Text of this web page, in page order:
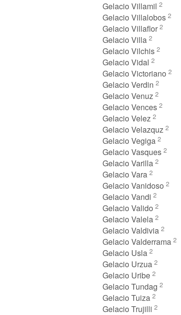
Gelacio Villamil2
Gelacio Villalobos2
Gelacio Villaflor2
Gelacio Villa2
Gelacio Vilchis2
Gelacio Vidal2
Gelacio Victoriano2
Gelacio Verdin2
Gelacio Venuz2
Gelacio Vences2
Gelacio Velez2
Gelacio Velazquz2
Gelacio Vegiga2
Gelacio Vasques2
Gelacio Varilla2
Gelacio Vara2
Gelacio Vanidoso2
Gelacio Vandi2
Gelacio Valido2
Gelacio Valela2
Gelacio Valdivia2
Gelacio Valderrama2
Gelacio Usla2
Gelacio Urzua2
Gelacio Uribe2
Gelacio Tundag2
Gelacio Tuiza2
Gelacio Trujilli2